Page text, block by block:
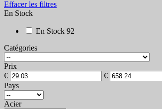
Effacer les filtres
En Stock
En Stock 92
Catégories
Prix
€
€
Pays
Acier